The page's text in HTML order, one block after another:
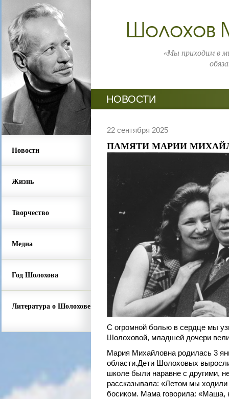
Новости
Жизнь
Творчество
Медиа
Год Шолохова
Литература о Шолохове
Шолохов
«Мы приходим в
НОВОСТИ
22 сентября 2025
ПАМЯТИ МАРИИ
С огромной болью в сердце мы
Шолоховой, младшей дочери
Мария Михайловна родилась 3
области.Дети Шолоховых
школе были наравне с другими,
рассказывала: «Летом мы ходили
босиком. Мама говорила: «Маша,